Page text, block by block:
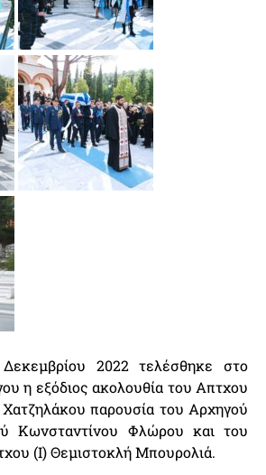
2022 τελέσθηκε στο
η εξόδιος ακολουθία του Απτχου
παρουσία του Αρχηγού
Κωνσταντίνου Φλώρου και του
(Ι) Θεμιστοκλή Μπουρολιά.